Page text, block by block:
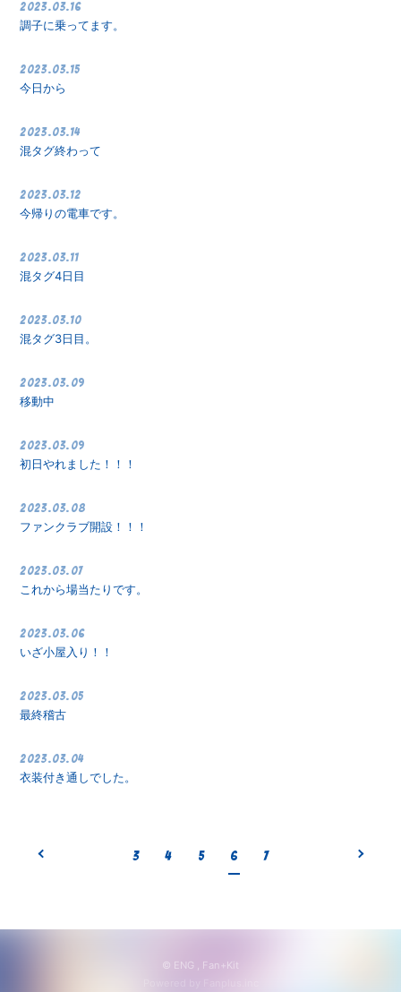
2023.03.16
調子に乗ってます。
2023.03.15
今日から
2023.03.14
混タグ終わって
2023.03.12
今帰りの電車です。
2023.03.11
混タグ4日目
2023.03.10
混タグ3日目。
2023.03.09
移動中
2023.03.09
初日やれました！！！
2023.03.08
ファンクラブ開設！！！
2023.03.07
これから場当たりです。
2023.03.06
いざ小屋入り！！
2023.03.05
最終稽古
2023.03.04
衣装付き通しでした。
3 4 5 6 7
© ENG , Fan+Kit